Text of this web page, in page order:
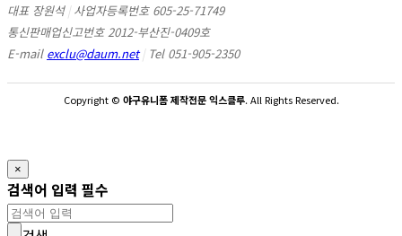
대표 장원석 | 사업자등록번호 605-25-71749
통신판매업신고번호 2012-부산진-0409호
E-mail exclu@daum.net | Tel 051-905-2350
Copyright © 야구유니폼 제작전문 익스클루. All Rights Reserved.
×
검색어 입력 필수